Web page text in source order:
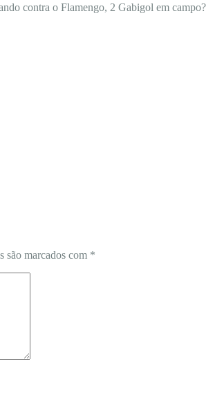
contra o Flamengo, 2 Gabigol em campo?
são marcados com *